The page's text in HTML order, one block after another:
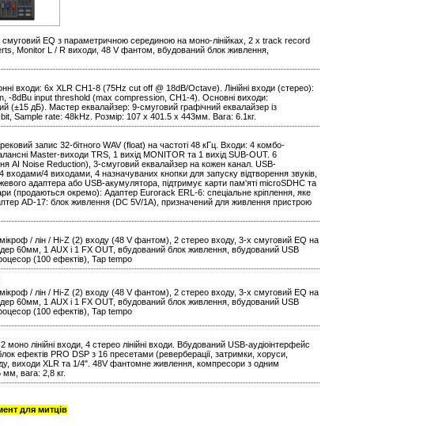
EQ з параметричною серединою на моно-лінійках, 2 х track record
Monitor L / R виходи, 48 V фантом, вбудований блок живлення,
входи: 6x XLR CH1-8 (75Hz cut off @ 18dB/Octave). Лінійні входи (стерео):
-8dBu input threshold (max compression, CH1-4). Основні виходи:
(±15 дБ). Мастер еквалайзер: 9-смуговий графічний еквалайзер із
Sample rate: 48kHz. Розмір: 107 x 401.5 x 443мм. Вага: 6.1кг.
запис 32-бітного WAV (float) на частоті 48 кГц. Входи: 4 комбо-
Master-виходи TRS, 1 вихід MONITOR та 1 вихід SUB-OUT. 6
AI Noise Reduction), 3-смуговий еквалайзер на кожен канал. USB-
4 виходами, 4 назначуваних кнопки для запуску відтворення звуків,
адаптера або USB-акумулятора, підтримує карти пам'яті microSDHC та
(продаються окремо): Адаптер Eurorack ERL-6: спеціальне кріплення, яке
AD-17: блок живлення (DC 5V/1A), призначений для живлення пристрою
/ лін / Hi-Z (2) входу (48 V фантом), 2 стерео входу, 3-х смуговий EQ на
60мм, 1 AUX і 1 FX OUT, вбудований блок живлення, вбудований USB
(100 ефектів), Tap tempo
/ лін / Hi-Z (2) входу (48 V фантом), 2 стерео входу, 3-х смуговий EQ на
60мм, 1 AUX і 1 FX OUT, вбудований блок живлення, вбудований USB
(100 ефектів), Tap tempo
лінійні входи, 4 стерео лінійні входи. Вбудований USB-аудіоінтерфейс
ефектів PRO DSP з 16 пресетами (реверберації, затримки, хоруси,
виходи XLR та 1/4". 48V фантомне живлення, компресори з одним
вага: 2,8 кг.
для митців